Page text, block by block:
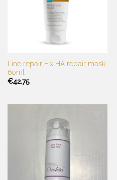
Line repair Fix HA repair mask
60ml
€42.75